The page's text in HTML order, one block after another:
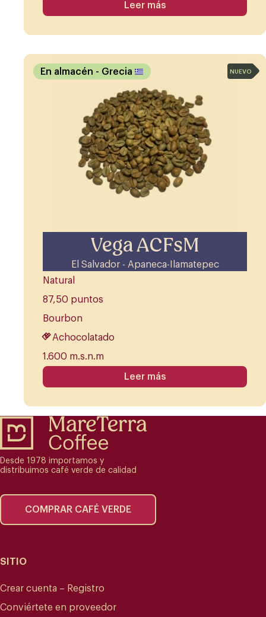
Leer más
Vega ACFsM
El Salvador - Apaneca-Ilamatepec
En almacén - Grecia
Natural
87,50 puntos
Bourbon
Achocolatado
1.600 m.s.n.m
NUEVO
Leer más
Desde 1978 importamos y
distribuimos café verde de calidad
COMPRAR CAFÉ VERDE
SITIO
Crear cuenta – Registro
Conviértete en proveedor